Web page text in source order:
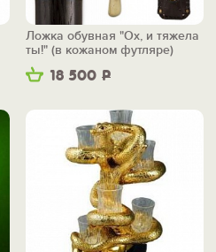
18 500 Р
Ложка обувная "Ох, и тяжела
ты!" (в кожаном футляре)